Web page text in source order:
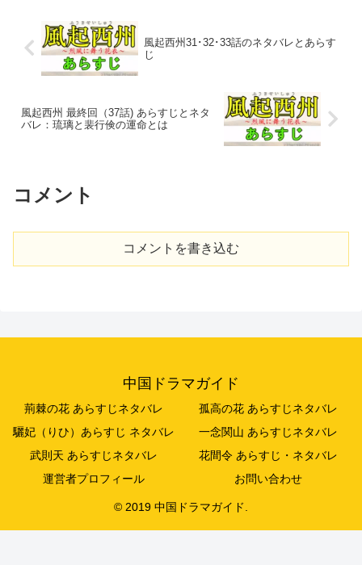
風起西州31･32･33話のネタバレとあらす
じ
風起西州 最終回（37話) あらすじとネタ
バレ：琉璃と裴行倹の運命とは
コメント
コメントを書き込む
中国ドラマガイド
荊棘の花 あらすじネタバレ
孤高の花 あらすじネタバレ
驪妃（りひ）あらすじ ネタバレ
一念関山 あらすじネタバレ
武則天 あらすじネタバレ
花間令 あらすじ・ネタバレ
運営者プロフィール
お問い合わせ
© 2019 中国ドラマガイド.